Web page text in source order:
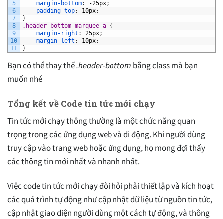
5
6
7
8
9
10
11
margin-bottom: -25px;
padding-top: 10px;
}
.header-bottom marquee a {
margin-right : 25px;
margin-left : 10px;
}
Bạn có thể thay thế.header-bottom bằng class mà bạn
muốn nhé
Tổng kết về Code tin tức mới chạy
Tin tức mới chạy thông thường là một chức năng quan
trọng trong các ứng dụng web và di động. Khi người dùng
truy cập vào trang web hoặc ứng dụng, họ mong đợi thấy
các thông tin mới nhất và nhanh nhất.
Việc code tin tức mới chạy đòi hỏi phải thiết lập và kích hoạt
các quá trình tự động như cập nhật dữ liệu từ nguồn tin tức,
cập nhật giao diện người dùng một cách tự động, và thông